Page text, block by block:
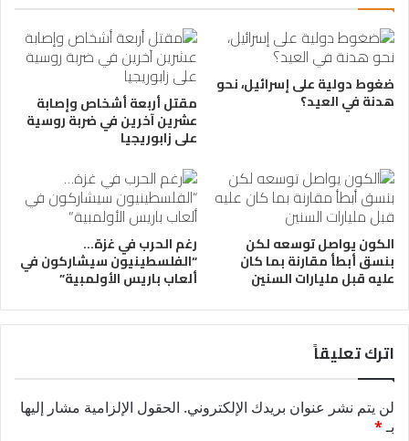
ضغوط دولية على إسرائيل، نحو
هدنة في العيد؟ مقتل أربعة أشخاص وإصابة
عشرين آخرين في ضربة روسية
على زابوريجيا
الكون يواصل توسعه لكن
بنسق أبطأ مقارنة بما كان
عليه قبل مليارات السنين
رغم الحرب في غزة…
“الفلسطينيون سيشاركون في
ألعاب باريس الأولمبية”
اترك تعليقاً
لن يتم نشر عنوان بريدك الإلكتروني. الحقول الإلزامية مشار إليها
بـ*